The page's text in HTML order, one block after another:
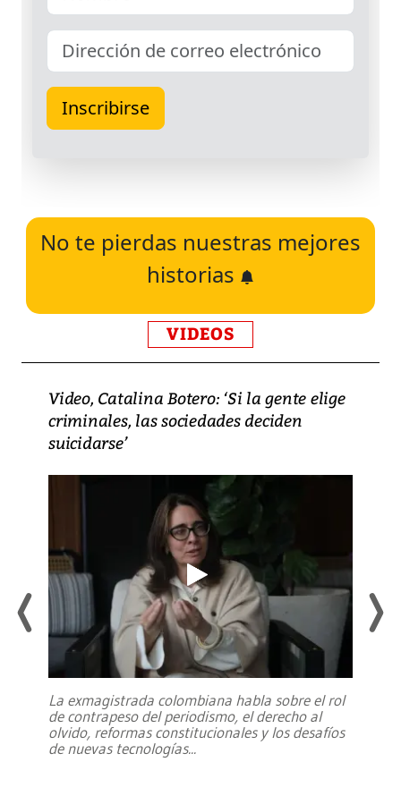
No te pierdas nuestras mejores
historias
VIDEOS
Video, Catalina Botero: ‘Si la gente elige
criminales, las sociedades deciden
suicidarse’
La exmagistrada colombiana habla sobre el rol
de contrapeso del periodismo, el derecho al
olvido, reformas constitucionales y los desafíos
de nuevas tecnologías...